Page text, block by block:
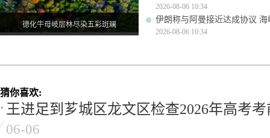
德化牛母岐层林尽染五彩斑斓
2026-08-06 10:34
伊朗称与阿曼接近达成协议
2026-08-06 10:34
猜你喜欢:
王进足到芗城区龙文区检查2026年高考
06-06